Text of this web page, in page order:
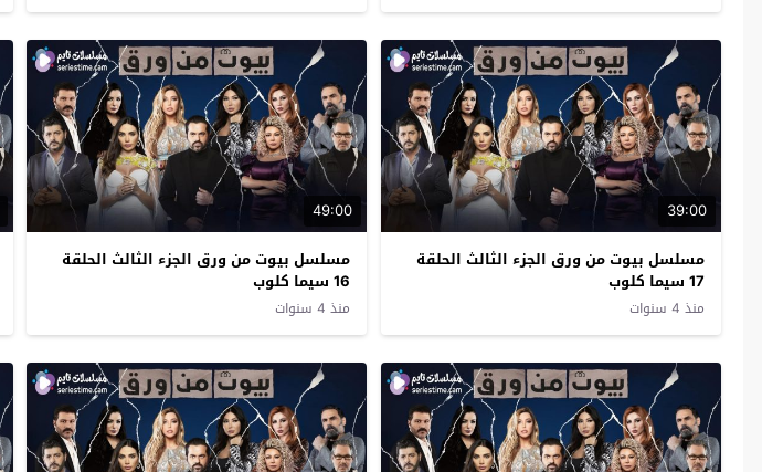
39:00
مسلسل بيوت من ورق الجزء الثالث الحلقة
17 سيما كلوب
منذ 4 سنوات
49:00
مسلسل بيوت من ورق الجزء الثالث الحلقة
16 سيما كلوب
منذ 4 سنوات